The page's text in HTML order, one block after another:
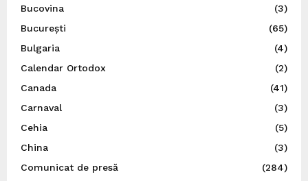
Bucovina
(3)
București
(65)
Bulgaria
(4)
Calendar Ortodox
(2)
Canada
(41)
Carnaval
(3)
Cehia
(5)
China
(3)
Comunicat de presă
(284)